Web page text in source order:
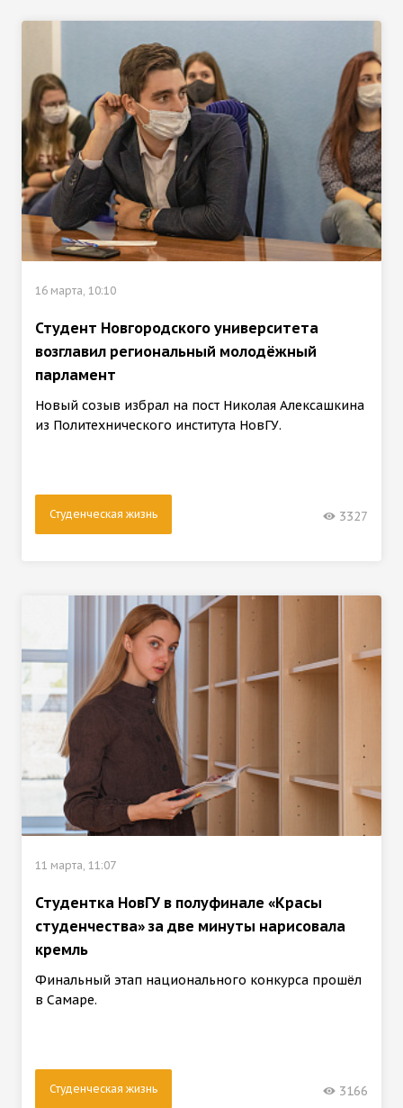
16 марта, 10:10
Студент Новгородского университета
возглавил региональный молодёжный
парламент
Новый созыв избрал на пост Николая Алексашкина
из Политехнического института НовГУ.
Студенческая жизнь 3327
11 марта, 11:07
Студентка НовГУ в полуфинале «Красы
студенчества» за две минуты нарисовала
кремль
Финальный этап национального конкурса прошёл
в Самаре.
Студенческая жизнь 3166